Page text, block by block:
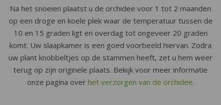
Na het snoeien plaatst u de orchidee voor 1 tot 2 maanden
op een droge en koele plek waar de temperatuur tussen de
10 en 15 graden ligt en overdag tot ongeveer 20 graden
komt. Uw slaapkamer is een goed voorbeeld hiervan. Zodra
uw plant knobbeltjes op de stammen heeft, zet u hem weer
terug op zijn originele plaats. Bekijk voor meer informatie
onze pagina over het verzorgen van de orchidee.